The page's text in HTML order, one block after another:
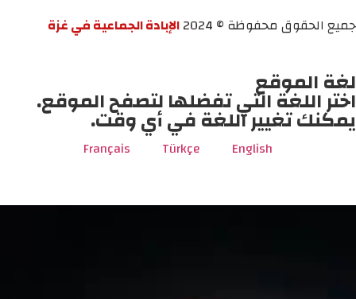
جميع الحقوق محفوظة © 2024
الإبادة الجماعية في غزة
لغة الموقع
اختر اللغة التي تفضلها لتصفح الموقع.
يمكنك تغيير اللغة في أي وقت.
English
Türkçe
Français